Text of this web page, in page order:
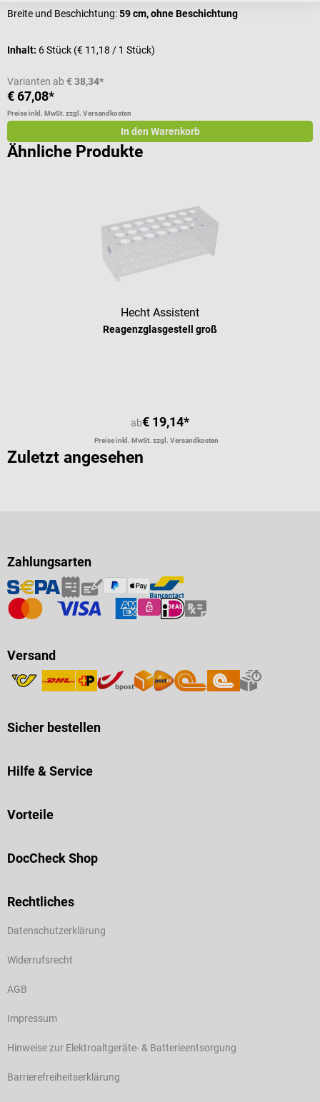
Breite und Beschichtung:59 cm, ohne Beschichtung
Inhalt: 6 Stück (€ 11,18 / 1 Stück)
Varianten ab € 38,34*
€ 67,08*
Preise inkl. MwSt. zzgl. Versandkosten
In den Warenkorb
Ähnliche Produkte
Hecht Assistent
Reagenzglasgestell groß
ab€ 19,14*
Preise inkl. MwSt. zzgl. Versandkosten
Zuletzt angesehen
Zahlungsarten
Versand
Sicher bestellen
Hilfe & Service
Vorteile
DocCheck Shop
Rechtliches
Datenschutzerklärung
Widerrufsrecht
AGB
Impressum
Hinweise zur Elektroaltgeräte- & Batterieentsorgung
Barrierefreiheitserklärung